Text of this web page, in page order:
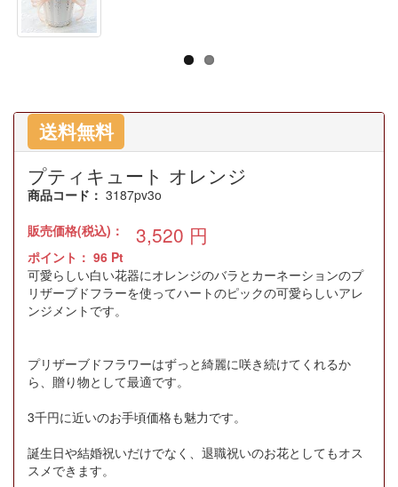
送料無料
プティキュート オレンジ
商品コード： 3187pv3o
販売価格(税込)： 3,520 円
ポイント： 96 Pt
可愛らしい白い花器にオレンジのバラとカーネーションのプ
リザーブドフラーを使ってハートのピックの可愛らしいアレ
ンジメントです。
プリザーブドフラワーはずっと綺麗に咲き続けてくれるか
ら、贈り物として最適です。
3千円に近いのお手頃価格も魅力です。
誕生日や結婚祝いだけでなく、退職祝いのお花としてもオス
スメできます。